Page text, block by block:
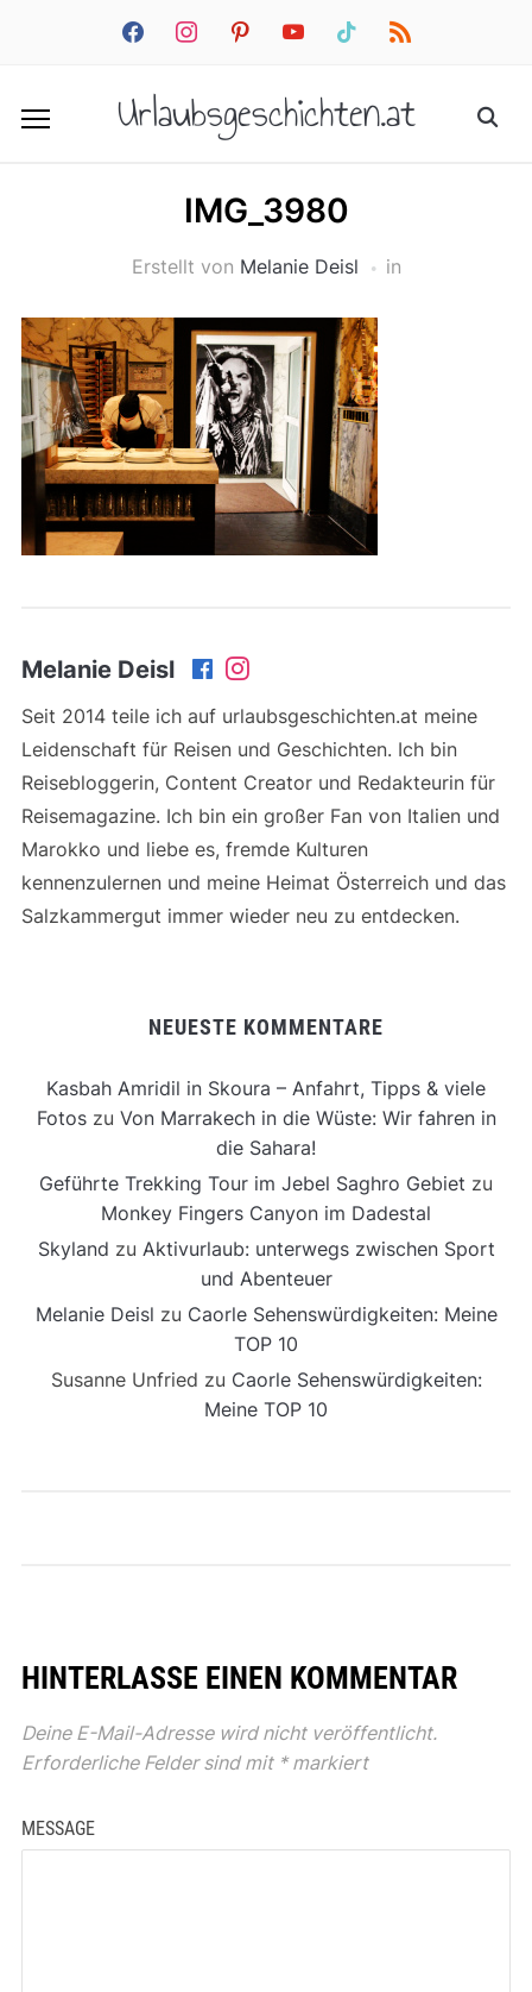
facebookinstagrampinterestyoutube tiktok rss
Urlaubsgeschichten.at
IMG_3980
Erstellt von Melanie Deisl in
Melanie Deisl
Seit 2014 teile ich auf urlaubsgeschichten.at meine
Leidenschaft für Reisen und Geschichten. Ich bin
Reisebloggerin, Content Creator und Redakteurin für
Reisemagazine. Ich bin ein großer Fan von Italien und
Marokko und liebe es, fremde Kulturen
kennenzulernen und meine Heimat Österreich und das
Salzkammergut immer wieder neu zu entdecken.
NEUESTE KOMMENTARE
Kasbah Amridil in Skoura – Anfahrt, Tipps & viele
Fotoszu Von Marrakech in die Wüste: Wir fahren in
die Sahara!
Geführte Trekking Tour im Jebel Saghro Gebiet zu
Monkey Fingers Canyon im Dadestal
Skyland zu Aktivurlaub: unterwegs zwischen Sport
und Abenteuer
Melanie Deisl zu Caorle Sehenswürdigkeiten: Meine
TOP 10
Susanne Unfried zu Caorle Sehenswürdigkeiten:
Meine TOP 10
HINTERLASSE EINEN KOMMENTAR
Deine E-Mail-Adresse wird nicht veröffentlicht.
Erforderliche Felder sind mit *markiert
MESSAGE